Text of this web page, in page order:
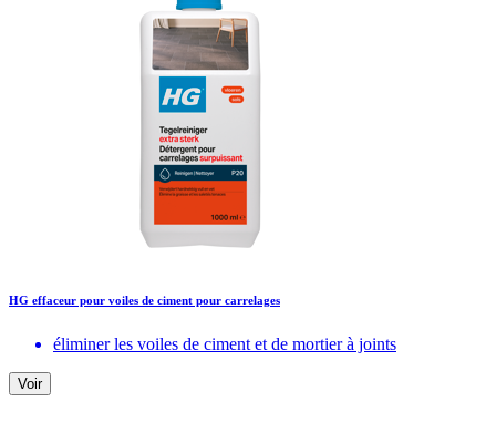
HG effaceur pour voiles de ciment pour carrelages
éliminer les voiles de ciment et de mortier à joints
Voir